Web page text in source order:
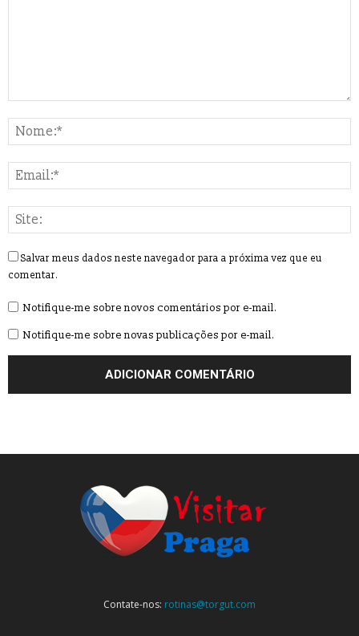
Salvar meus dados neste navegador para a próxima vez que eu
comentar.
Notifique-me sobre novos comentários por e-mail.
Notifique-me sobre novas publicações por e-mail.
Contate-nos: rotinas@torgut.com